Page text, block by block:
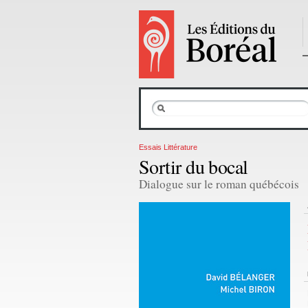
Essais Littérature
Sortir du bocal
Dialogue sur le roman québécois